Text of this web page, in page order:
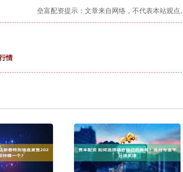
垒富配资提示：文章来自网络，不代表本站观点。
情